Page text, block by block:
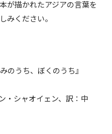
が描かれたアジアの言葉を
みください。
のうち、ぼくのうち』
・シャオイェン、訳：中